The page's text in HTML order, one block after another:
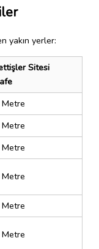
yakın yerler:
Sitesi